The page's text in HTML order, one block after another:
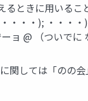
るときに用いる
・・・); ・・・
@ （ついでに
関しては「のの